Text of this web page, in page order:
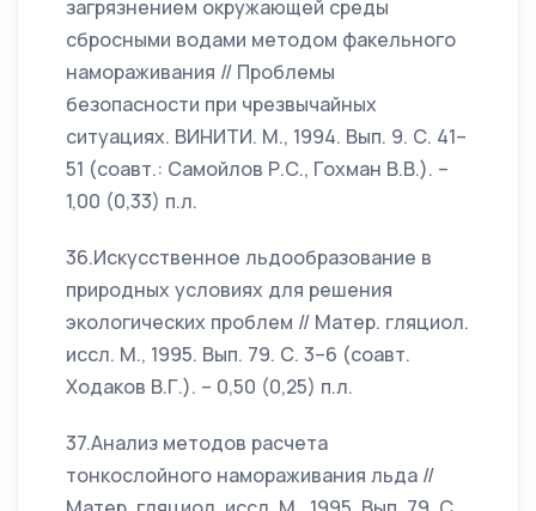
загрязнением окружающей среды
сбросными водами методом факельного
намораживания // Проблемы
безопасности при чрезвычайных
ситуациях. ВИНИТИ. М., 1994. Вып. 9. С. 41–
51 (соавт.: Самойлов Р.С., Гохман В.В.). –
1,00 (0,33) п.л.
36.Искусственное льдообразование в
природных условиях для решения
экологических проблем // Матер. гляциол.
иссл. М., 1995. Вып. 79. С. 3–6 (соавт.
Ходаков В.Г.). – 0,50 (0,25) п.л.
37.Анализ методов расчета
тонкослойного намораживания льда //